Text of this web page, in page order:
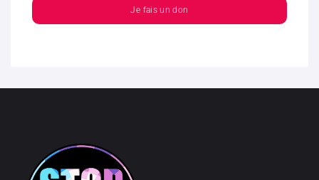
Je fais un don